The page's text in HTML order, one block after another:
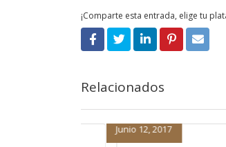
¡Comparte esta entrada, elige tu
Relacionados
Septiembre 1, 2016